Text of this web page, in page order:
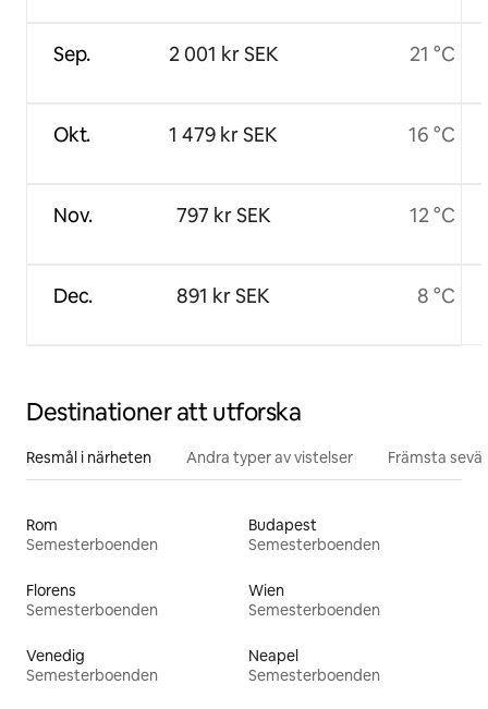
Sep.
Okt.
Nov.
Dec.
2 001 kr SEK
1 479 kr SEK
797 kr SEK
891 kr SEK
21 °C
16 °C
12 °C
8 °C
Destinationer att utforska
Resmål i närheten Andra typer av vistelser Främsta
Rom
Semesterboenden
Budapest
Semesterboenden
Florens
Semesterboenden
Wien
Semesterboenden
Venedig
Semesterboenden
Neapel
Semesterboenden